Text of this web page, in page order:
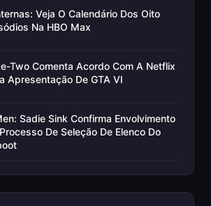
Veja O Calendário Dos Oito
Na HBO Max
Two Comenta Acordo Com A Netflix
Apresentação De GTA VI
Sadie Sink Confirma Envolvimento
De Seleção De Elenco Do